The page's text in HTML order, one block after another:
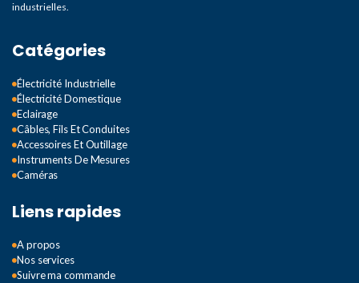
industrielles.
Catégories
Électricité Industrielle
Électricité Domestique
Eclairage
Câbles, Fils Et Conduites
Accessoires Et Outillage
Instruments De Mesures
Caméras
Liens rapides
A propos
Nos services
Suivre ma commande